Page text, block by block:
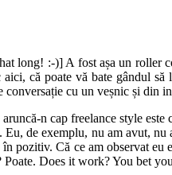
long! :-)] A fost așa un roller
că poate vă bate gândul
cu un veșnic și
n cap freelance style este
de exemplu, nu am avut,
pozitiv. Că ce am observat
Does it work? You bet